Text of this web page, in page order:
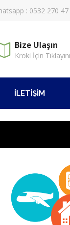
: 0532 270
Bize Ulaşın
Kroki İçin
İLETİŞİM